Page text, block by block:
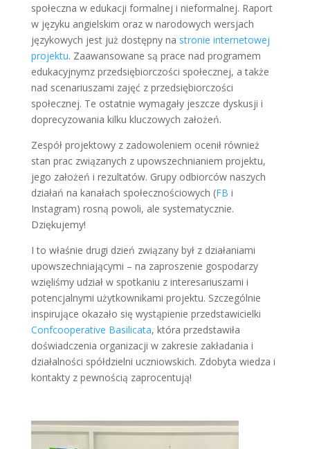
społeczna w edukacji formalnej i nieformalnej. Raport
w języku angielskim oraz w narodowych wersjach
językowych jest już dostępny na stronie internetowej
projektu. Zaawansowane są prace nad programem
edukacyjnymz przedsiębiorczości społecznej, a także
nad scenariuszami zajęć z przedsiębiorczości
społecznej. Te ostatnie wymagały jeszcze dyskusji i
doprecyzowania kilku kluczowych założeń.
Zespół projektowy z zadowoleniem ocenił również
stan prac związanych z upowszechnianiem projektu,
jego założeń i rezultatów. Grupy odbiorców naszych
działań na kanałach społecznościowych (FB i
Instagram) rosną powoli, ale systematycznie.
Dziękujemy!
I to właśnie drugi dzień związany był z działaniami
upowszechniającymi – na zaproszenie gospodarzy
wzięliśmy udział w spotkaniu z interesariuszami i
potencjalnymi użytkownikami projektu. Szczególnie
inspirujące okazało się wystąpienie przedstawicielki
Confcooperative Basilicata, która przedstawiła
doświadczenia organizacji w zakresie zakładania i
działalności spółdzielni uczniowskich. Zdobyta wiedza i
kontakty z pewnością zaprocentują!